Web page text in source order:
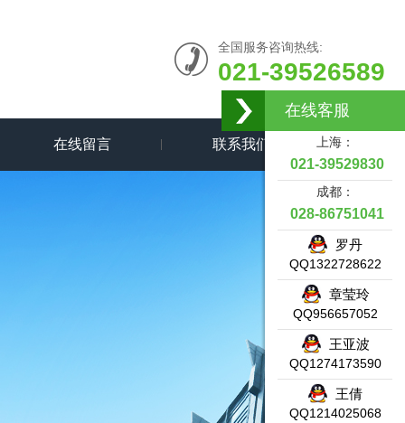
全国服务咨询热线:
021-39526589
在线留言 联系我们
在线客服
上海：
021-39529830
成都：
028-86751041
罗丹
QQ1322728622
章莹玲
QQ956657052
王亚波
QQ1274173590
王倩
QQ1214025068